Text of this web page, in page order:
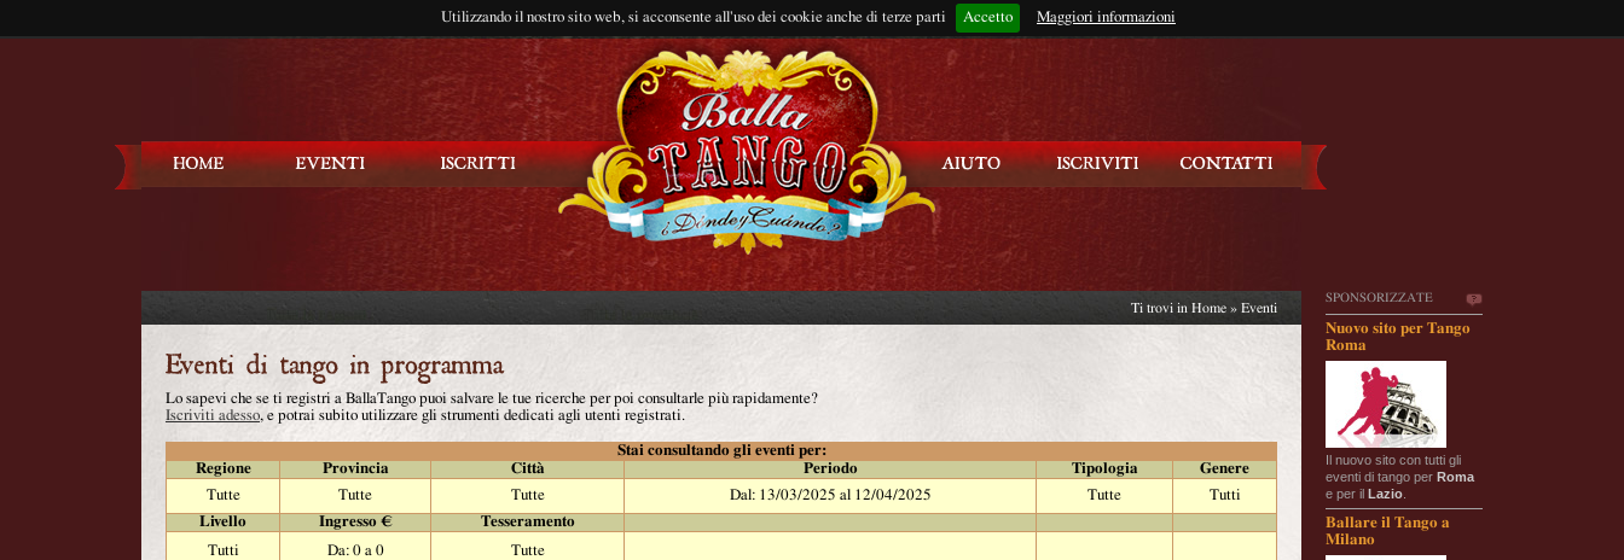
Utilizzando il nostro sito web, si acconsente all'uso dei cookie anche di terze parti Accetto Maggiori informazioni
Rimani connesso?
SPONSORIZZATE
Nuovo sito per Tango
Roma
Il nuovo sito con tutti gli
eventi di tango per Roma
e per il Lazio
Ballare il Tango a
Milano
Ti trovi in Home » Eventi
Lo sapevi che se ti registri a BallaTango puoi salvare le tue ricerche per poi consultarle più rapidamente?
Iscriviti adesso, e potrai subito utilizzare gli strumenti dedicati agli utenti registrati.
Stai consultando gli eventi per:
Regione
Provincia Città Periodo Tipologia
Genere
Tutte
Tutte Tutte Dal: 13/03/2025 al 12/04/2025 Tutte
Tutti
Livello
Ingresso €
Tesseramento
Tutti
Da: 0 a 0 Tutte